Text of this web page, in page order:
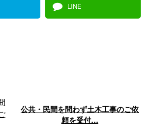
LINE
公共・民間を問わず土木工事のご依
頼を受付…